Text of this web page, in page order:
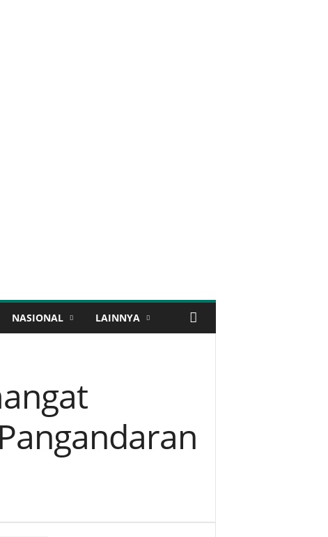
NASIONAL LAINNYA